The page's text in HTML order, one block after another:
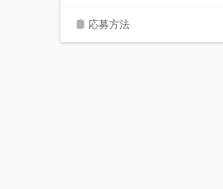
応募方法